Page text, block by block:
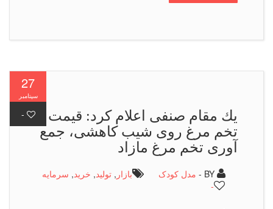
-
یك مقام صنفی اعلام كرد: قیمت
تخم مرغ روی شیب كاهشی، جمع
آوری تخم‎ مرغ مازاد
مدل کودک بازار ,تولید,خرید,سرمایه